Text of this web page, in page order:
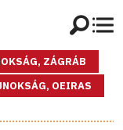
ZÁGRÁB
OEIRAS